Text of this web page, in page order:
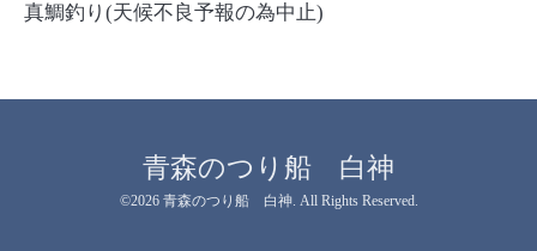
真鯛釣り(天候不良予報の為中止)
青森のつり船 白神
©2026 青森のつり船 白神. All Rights Reserved.